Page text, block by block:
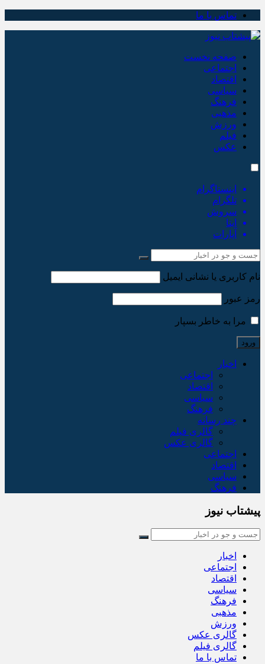
تماس با ما
صفحه نخست
اجتماعی
اقتصاد
سیاسی
فرهنگ
مذهبی
ورزش
فیلم
عکس
اینستاگرام
تلگرام
سروش
ایتا
آپارات
نام کاربری یا نشانی ایمیل
رمز عبور
مرا به خاطر بسپار
اخبار
اجتماعی
اقتصاد
سیاسی
فرهنگ
چند رسانه
گالری فیلم
گالری عکس
اجتماعی
اقتصاد
سیاسی
فرهنگ
پیشتاب نیوز
اخبار
اجتماعی
اقتصاد
سیاسی
فرهنگ
مذهبی
ورزش
گالری عکس
گالری فیلم
تماس با ما